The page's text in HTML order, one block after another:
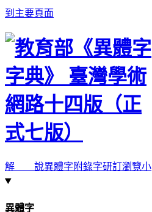
到主要頁面
解 說異體字 附錄字研訂瀏覽小
異體字